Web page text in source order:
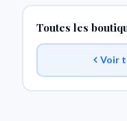
Toutes les
Voir